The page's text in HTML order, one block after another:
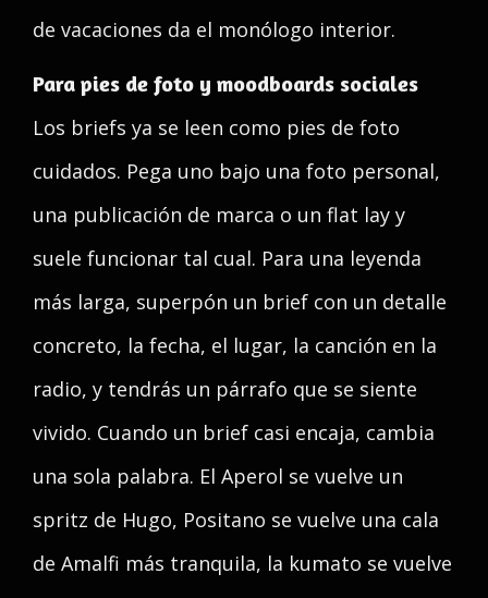
de vacaciones da el monólogo interior.
Para pies de foto y moodboards sociales
Los briefs ya se leen como pies de foto
cuidados. Pega uno bajo una foto personal,
una publicación de marca o un flat lay y
suele funcionar tal cual. Para una leyenda
más larga, superpón un brief con un detalle
concreto, la fecha, el lugar, la canción en la
radio, y tendrás un párrafo que se siente
vivido. Cuando un brief casi encaja, cambia
una sola palabra. El Aperol se vuelve un
spritz de Hugo, Positano se vuelve una cala
de Amalfi más tranquila, la kumato se vuelve